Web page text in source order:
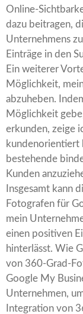
Online-
dazu beitragen,
Unternehmens
Einträge in den
Ein weiterer
Möglichkeit,
abzuheben.
Möglichkeit
erkunden, zeige
kundenorientiert
bestehende
Kunden
Insgesamt kann
Fotografen für
mein
einen positiven
hinterlässt. Wie
von 360-Grad-
Google My
Unternehmen,
Integration von